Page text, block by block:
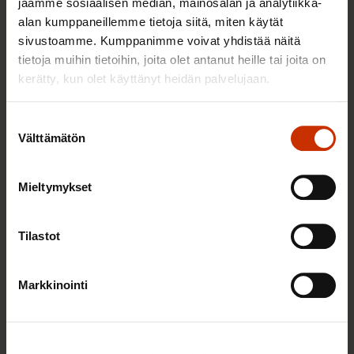
jaamme sosiaalisen median, mainosalan ja analytiikka-
alan kumppaneillemme tietoja siitä, miten käytät
sivustoamme. Kumppanimme voivat yhdistää näitä
tietoja muihin tietoihin, joita olet antanut heille tai joita on
kerätty, kun olet käyttänyt heidän palvelujaan.
valinta
Välttämätön
Mieltymykset
Tilastot
Markkinointi
Sinua saattaa myös kiinnostaa
AY-LIIKE SUOMESSA JA MAAILMALLA
Työelämän ammattilaiset: Panemme olutta,